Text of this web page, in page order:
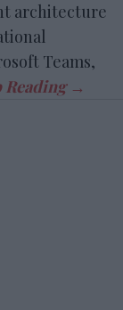
architecture
Teams,